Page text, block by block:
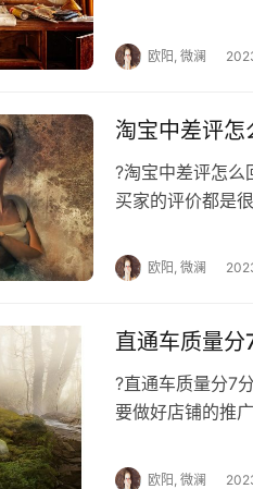
140933.html
联网用户自发贡献，该文观点仅代
站有涉嫌抄袭侵权/违法违规的内
欧阳, 微澜
淘宝中差评怎
?淘宝中差评怎
买家的评价都是
欧阳, 微澜
直通车质量分
?直通车质量分7
要做好店铺的推
欧阳, 微澜